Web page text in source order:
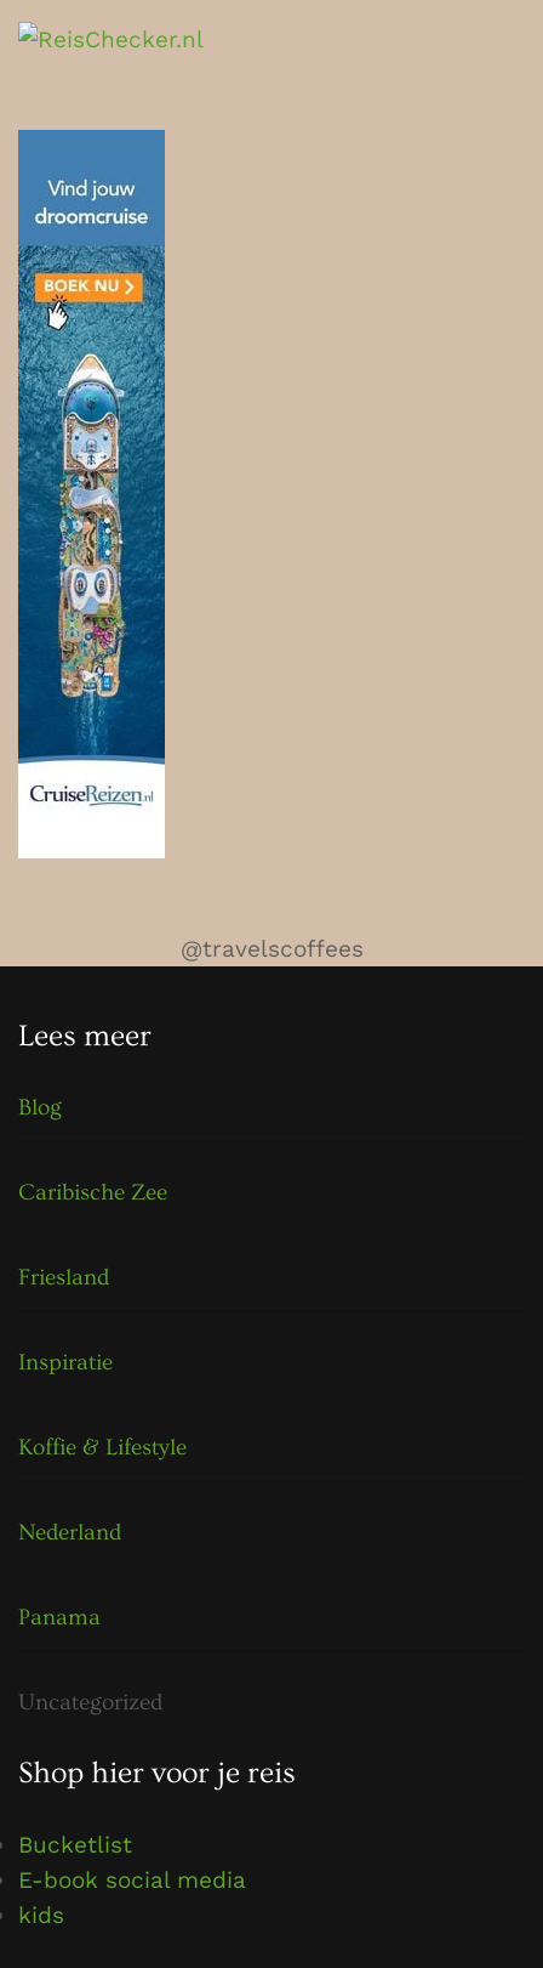
@travelscoffees
Lees meer
Blog
Caribische Zee
Friesland
Inspiratie
Koffie & Lifestyle
Nederland
Panama
Uncategorized
Shop hier voor je reis
Bucketlist
E-book social media
kids